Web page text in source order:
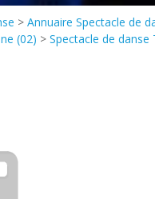
> Annuaire Spectacle de
(02) > Spectacle de danse